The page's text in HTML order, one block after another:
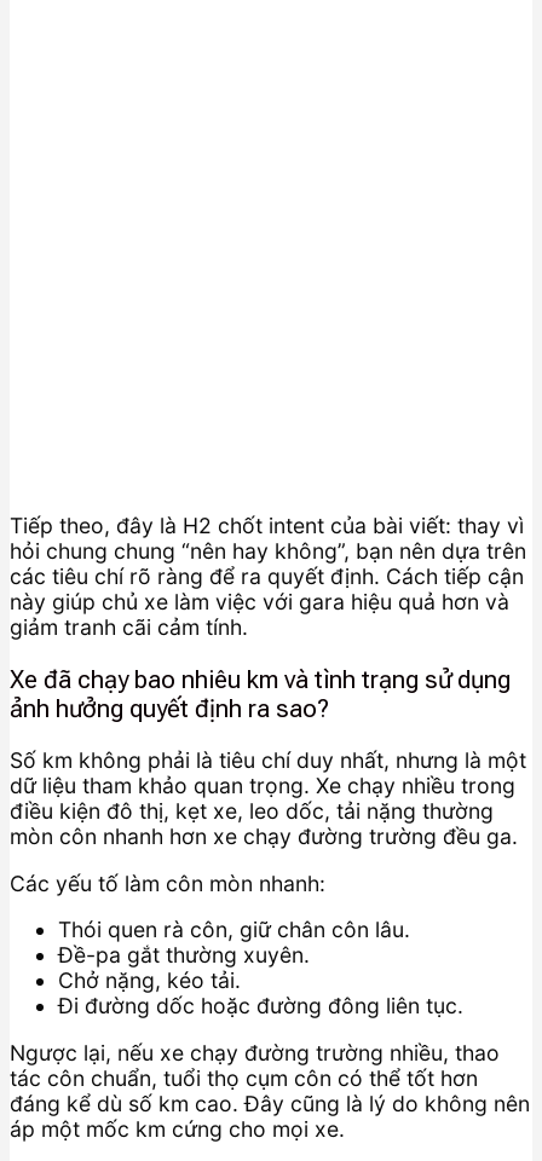
Tiếp theo, đây là H2 chốt intent của bài viết: thay vì
hỏi chung chung “nên hay không”, bạn nên dựa trên
các tiêu chí rõ ràng để ra quyết định. Cách tiếp cận
này giúp chủ xe làm việc với gara hiệu quả hơn và
giảm tranh cãi cảm tính.
Xe đã chạy bao nhiêu km và tình trạng sử dụng
ảnh hưởng quyết định ra sao?
Số km không phải là tiêu chí duy nhất, nhưng là một
dữ liệu tham khảo quan trọng. Xe chạy nhiều trong
điều kiện đô thị, kẹt xe, leo dốc, tải nặng thường
mòn côn nhanh hơn xe chạy đường trường đều ga.
Các yếu tố làm côn mòn nhanh:
Thói quen rà côn, giữ chân côn lâu.
Đề-pa gắt thường xuyên.
Chở nặng, kéo tải.
Đi đường dốc hoặc đường đông liên tục.
Ngược lại, nếu xe chạy đường trường nhiều, thao
tác côn chuẩn, tuổi thọ cụm côn có thể tốt hơn
đáng kể dù số km cao. Đây cũng là lý do không nên
áp một mốc km cứng cho mọi xe.